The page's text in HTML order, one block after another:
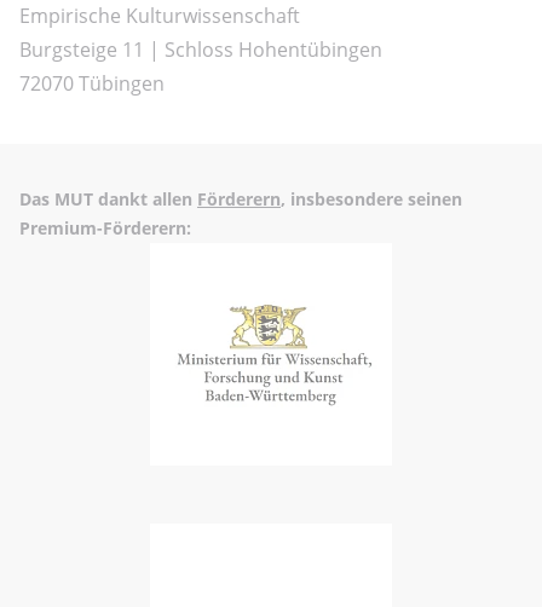
Empirische Kulturwissenschaft
Burgsteige 11 | Schloss Hohentübingen
72070 Tübingen
Das MUT dankt allen Förderern, insbesondere seinen
Premium-Förderern: